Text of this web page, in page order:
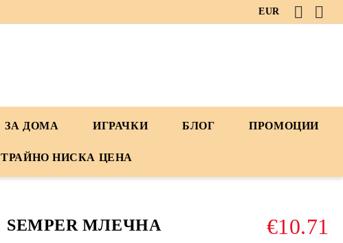
EUR
ЗА ДОМА ИГРАЧКИ БЛОГ ПРОМОЦИИ
ТРАЙНО НИСКА ЦЕНА
SEMPER МЛЕЧНА
€10.71